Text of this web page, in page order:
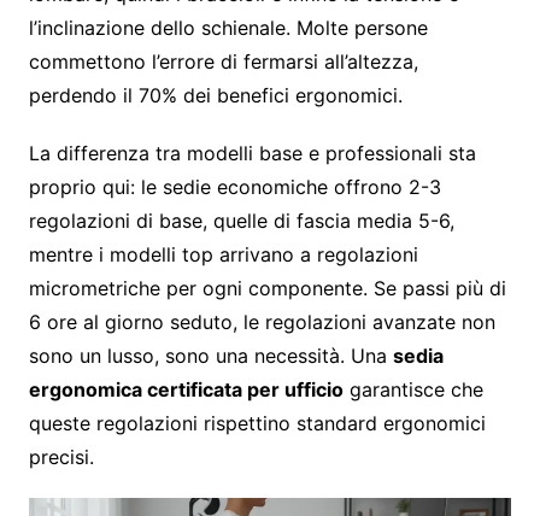
l’inclinazione dello schienale. Molte persone
commettono l’errore di fermarsi all’altezza,
perdendo il 70% dei benefici ergonomici.
La differenza tra modelli base e professionali sta
proprio qui: le sedie economiche offrono 2-3
regolazioni di base, quelle di fascia media 5-6,
mentre i modelli top arrivano a regolazioni
micrometriche per ogni componente. Se passi più di
6 ore al giorno seduto, le regolazioni avanzate non
sono un lusso, sono una necessità. Una sedia
ergonomica certificata per ufficiogarantisce che
queste regolazioni rispettino standard ergonomici
precisi.